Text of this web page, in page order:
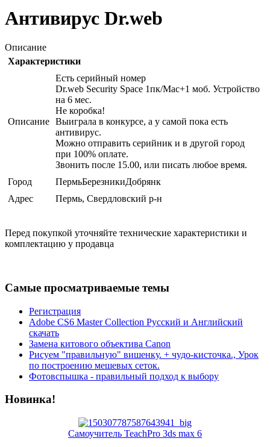
Антивирус Dr.web
Описание
Характеристики
Описание
Есть серийный номер
Dr.web Security Space 1пк/Mac+1 моб. Устройство
на 6 мес.
Не коробка!
Выиграла в конкурсе, а у самой пока есть
антивирус.
Можно отправить серийник и в другой город
при 100% оплате.
Звонить после 15.00, или писать любое время.
Город
ПермьБерезникиДобрянк
Адрес
Пермь, Свердловский р-н
Перед покупкой уточняйте технические характеристики и
комплектацию у продавца
Самые просматриваемые темы
Регистрация
Adobe CS6 Master Collection Русский и Английский
скачать
Замена китового объектива Canon
Рисуем "правильную" вишенку. + чудо-кисточка., Урок
по построению мешевых сеток.
Фотовспышка - правильный подход к выбору
Новинка!
Самоучитель TeachPro 3ds max 6